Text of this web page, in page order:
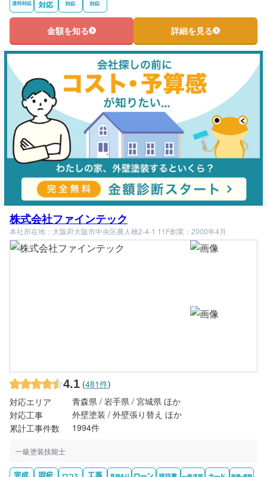
金額を知る 詳細を見る
株式会社ファインテック
本社所在地：大阪府大阪市中央区農人橋2-4-1 11F創業：2000年4月
4.1 (481件)
対応エリア
青森県 / 岩手県 / 宮城県 ほか
対応工事
外壁塗装 / 外壁張り替え ほか
累計工事件数
1994件
一級塗装技能士